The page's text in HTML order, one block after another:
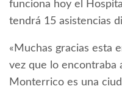
funciona hoy el
tendrá 15 asistencias
«Muchas gracias esta
vez que lo encontraba
Monterrico es una